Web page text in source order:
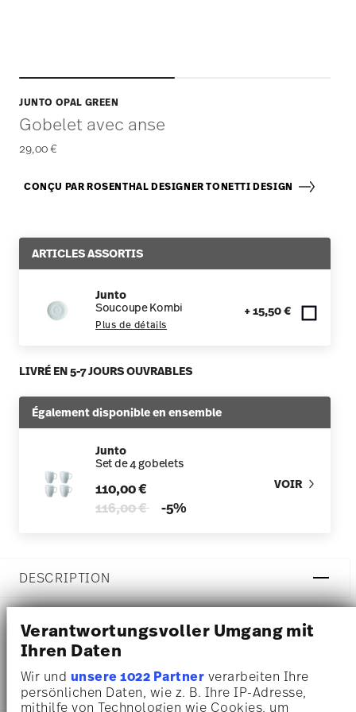
Verantwortungsvoller Umgang mit
Ihren Daten
Wir und unsere 1022 Partnerverarbeiten Ihre
persönlichen Daten, wie z. B. Ihre IP-Adresse,
mithilfe von Technologien wie Cookies, um
JUNTO OPAL GREEN
Gobelet avec anse
29,00 €
CONÇU PAR ROSENTHAL DESIGNER TONETTI DESIGN
ARTICLES ASSORTIS
Junto
Soucoupe Kombi
Plus de détails
+ 15,50 €
LIVRÉ EN 5-7 JOURS OUVRABLES
Également disponible en ensemble
Junto
Set de 4 gobelets
110,00 €
Price reduced from
116,00 €to-5%
VOIR
DESCRIPTION
Rosenthal Junto Opal Green Gobelet - Rond - Ø 7,8 cm - h